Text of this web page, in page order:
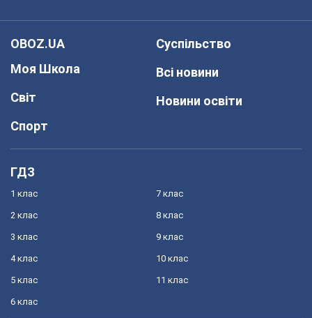
OBOZ.UA
Моя Школа
Світ
Спорт
Суспільство
Всі новини
Новини освіти
ГДЗ
1 клас
2 клас
3 клас
4 клас
5 клас
6 клас
7 клас
8 клас
9 клас
10 клас
11 клас